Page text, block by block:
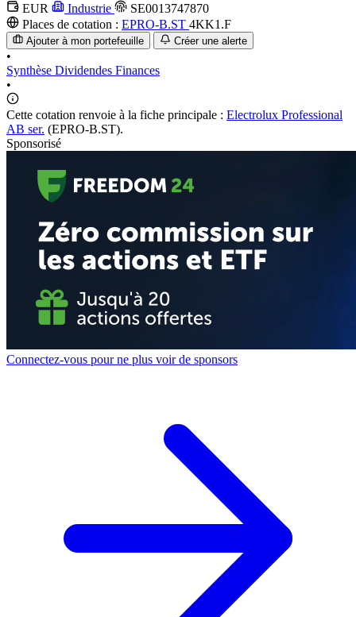
EUR
Industrie
SE0013747870
Places de cotation : EPRO-B.ST 4KK1.F
Ajouter à mon portefeuille Créer une alerte
•
Synthèse Dividendes Finances
•
Cette cotation renvoie à la fiche principale : Electrolux Professional
AB ser. (EPRO-B.ST).
Sponsorisé
Connectez-vous pour ne plus voir de sponsors